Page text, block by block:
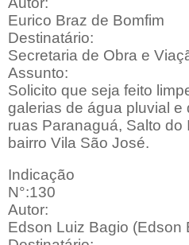
Eurico Braz de Bomfim
Destinatário:
Secretaria de Obra e
Assunto:
Solicito que seja feito
galerias de água pluvial
ruas Paranaguá, Salto do
bairro Vila São José.
Indicação
N°:130
Autor:
Edson Luiz Bagio (Edson